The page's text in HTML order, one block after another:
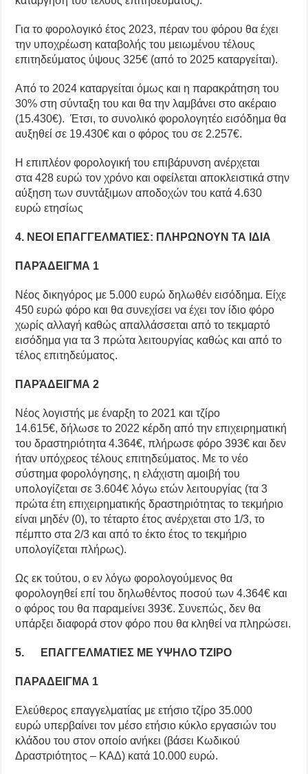
Για το φορολογικό έτος 2023, πέραν του φόρου θα έχει
την υποχρέωση καταβολής του μειωμένου τέλους
επιτηδεύματος ύψους 325€ (από το 2025 καταργείται).
Από το 2024 καταργείται όμως και η παρακράτηση του
30% στη σύνταξη του και θα την λαμβάνει στο ακέραιο
(15.430€). Έτσι, το συνολικό φορολογητέο εισόδημα θα
αυξηθεί σε 19.430€ και ο φόρος του σε 2.257€.
Η επιπλέον φορολογική του επιβάρυνση ανέρχεται
στα 428 ευρώ τον χρόνο και οφείλεται αποκλειστικά στην
αύξηση των συντάξιμων αποδοχών του κατά 4.630
ευρώ ετησίως
4. ΝΕΟΙ ΕΠΑΓΓΕΛΜΑΤΙΕΣ: ΠΛΗΡΩΝΟΥΝ ΤΑ ΙΔΙΑ
ΠΑΡΆΔΕΙΓΜΑ 1
Νέος δικηγόρος με 5.000 ευρώ δηλωθέν εισόδημα. Είχε
450 ευρώ φόρο και θα συνεχίσει να έχει τον ίδιο φόρο
χωρίς αλλαγή καθώς απαλλάσσεται από το τεκμαρτό
εισόδημα για τα 3 πρώτα λειτουργίας καθώς και από το
τέλος επιτηδεύματος.
ΠΑΡΆΔΕΙΓΜΑ 2
Νέος λογιστής με έναρξη το 2021 και τζίρο
14.615€, δήλωσε το 2022 κέρδη από την επιχειρηματική
του δραστηριότητα 4.364€, πλήρωσε φόρο 393€ και δεν
ήταν υπόχρεος τέλους επιτηδεύματος. Με το νέο
σύστημα φορολόγησης, η ελάχιστη αμοιβή του
υπολογίζεται σε 3.604€ λόγω ετών λειτουργίας (τα 3
πρώτα έτη επιχειρηματικής δραστηριότητας το τεκμήριο
είναι μηδέν (0), το τέταρτο έτος ανέρχεται στο 1/3, το
πέμπτο στα 2/3 και από το έκτο έτος το τεκμήριο
υπολογίζεται πλήρως).
Ως εκ τούτου, ο εν λόγω φορολογούμενος θα
φορολογηθεί επί του δηλωθέντος ποσού των 4.364€ και
ο φόρος του θα παραμείνει 393€. Συνεπώς, δεν θα
υπάρξει διαφορά στον φόρο που θα κληθεί να πληρώσει.
5. ΕΠΑΓΓΕΛΜΑΤΙΕΣ ΜΕ ΥΨΗΛΟ ΤΖΙΡΟ
ΠΑΡΑΔΕΙΓΜΑ 1
Ελεύθερος επαγγελματίας με ετήσιο τζίρο 35.000
ευρώ υπερβαίνει τον μέσο ετήσιο κύκλο εργασιών του
κλάδου του στον οποίο ανήκει (βάσει Κωδικού
Δραστριότητος – ΚΑΔ) κατά 10.000 ευρώ.